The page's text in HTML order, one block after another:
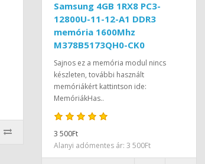
Samsung 4GB 1RX8 PC3-
12800U-11-12-A1 DDR3
memória 1600Mhz
M378B5173QH0-CK0
Sajnos ez a memória modul nincs
készleten, további használt
memóriákért kattintson ide:
MemóriákHas..
3 500Ft
Alanyi adómentes ár: 3 500Ft